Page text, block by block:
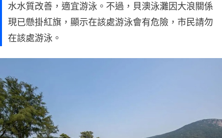
水水質改善，適宜游泳。不過，貝澳泳灘因大浪關係
現已懸掛紅旗，顯示在該處游泳會有危險，市民請勿
在該處游泳。